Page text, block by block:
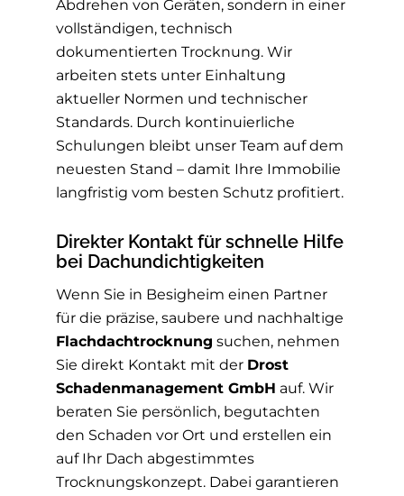
Abdrehen von Geräten, sondern in einer
vollständigen, technisch
dokumentierten Trocknung. Wir
arbeiten stets unter Einhaltung
aktueller Normen und technischer
Standards. Durch kontinuierliche
Schulungen bleibt unser Team auf dem
neuesten Stand – damit Ihre Immobilie
langfristig vom besten Schutz profitiert.
Direkter Kontakt für schnelle Hilfe
bei Dachundichtigkeiten
Wenn Sie in Besigheim einen Partner
für die präzise, saubere und nachhaltige
Flachdachtrocknung suchen, nehmen
Sie direkt Kontakt mit der Drost
Schadenmanagement GmbH auf. Wir
beraten Sie persönlich, begutachten
den Schaden vor Ort und erstellen ein
auf Ihr Dach abgestimmtes
Trocknungskonzept. Dabei garantieren